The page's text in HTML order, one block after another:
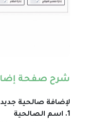
شرح صفحة
لإضافة صالحية
1. اسم الصالحية